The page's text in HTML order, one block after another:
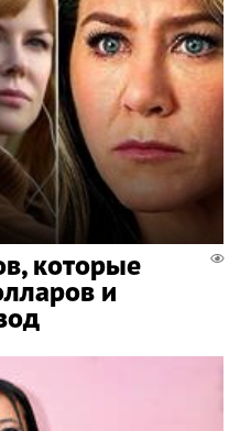
которые
и